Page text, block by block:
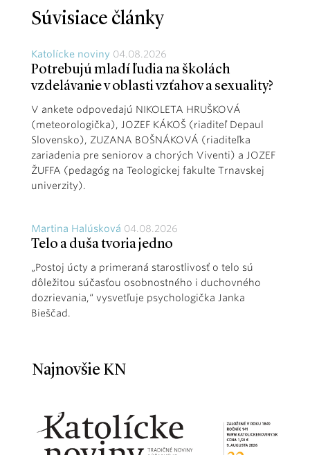
Súvisiace články
Katolícke noviny 04.08.2026
Potrebujú mladí ľudia na školách
vzdelávanie v oblasti vzťahov a sexuality?
V ankete odpovedajú NIKOLETA HRUŠKOVÁ
(meteorologička), JOZEF KÁKOŠ (riaditeľ Depaul
Slovensko), ZUZANA BOŠNÁKOVÁ (riaditeľka
zariadenia pre seniorov a chorých Viventi) a JOZEF
ŽUFFA (pedagóg na Teologickej fakulte Trnavskej
univerzity).
Martina Halúsková 04.08.2026
Telo a duša tvoria jedno
„Postoj úcty a primeraná starostlivosť o telo sú
dôležitou súčasťou osobnostného i duchovného
dozrievania,“ vysvetľuje psychologička Janka
Bieščad.
Najnovšie KN